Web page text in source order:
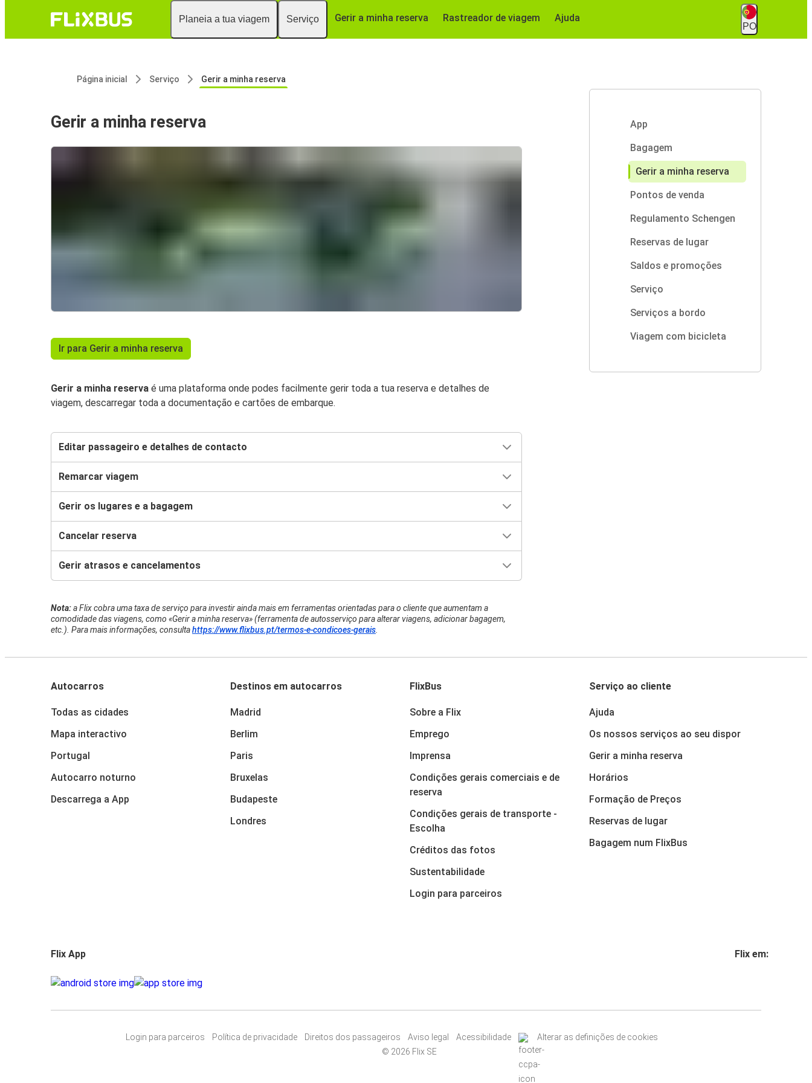
Planeia a tua viagem Serviço Gerir a minha reserva Rastreador de viagem Ajuda
PO
Página inicial Serviço Gerir a minha reserva
Gerir a minha reserva
Ir para Gerir a minha reserva
Gerir a minha reserva é uma plataforma onde podes facilmente gerir toda a tua reserva e detalhes de
viagem, descarregar toda a documentação e cartões de embarque.
Editar passageiro e detalhes de contacto
Remarcar viagem
Gerir os lugares e a bagagem
Cancelar reserva
Gerir atrasos e cancelamentos
Nota:a Flix cobra uma taxa de serviço para investir ainda mais em ferramentas orientadas para o cliente que aumentam a
comodidade das viagens, como «Gerir a minha reserva» (ferramenta de autosserviço para alterar viagens, adicionar bagagem,
etc.). Para mais informações, consultahttps://www.flixbus.pt/termos-e-condicoes-gerais.
App
Bagagem
Gerir a minha reserva
Pontos de venda
Regulamento Schengen
Reservas de lugar
Saldos e promoções
Serviço
Serviços a bordo
Viagem com bicicleta
Autocarros
Todas as cidades
Mapa interactivo
Portugal
Autocarro noturno
Descarrega a App
Destinos em autocarros
Madrid
Berlim
Paris
Bruxelas
Budapeste
Londres
FlixBus
Sobre a Flix
Emprego
Imprensa
Condições gerais comerciais e de
reserva
Condições gerais de transporte -
Escolha
Créditos das fotos
Sustentabilidade
Login para parceiros
Serviço ao cliente
Ajuda
Os nossos serviços ao seu dispor
Gerir a minha reserva
Horários
Formação de Preços
Reservas de lugar
Bagagem num FlixBus
Flix App Flix em:
Login para parceiros Política de privacidade Direitos dos passageiros Aviso legal Acessibilidade
Alterar as definições de cookies
© 2026 Flix SE